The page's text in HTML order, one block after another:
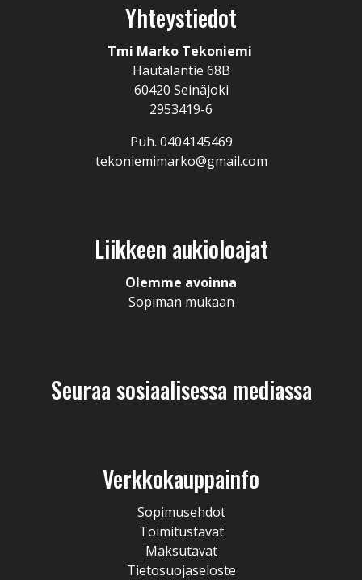
Yhteystiedot
Tmi Marko Tekoniemi
Hautalantie 68B
60420 Seinäjoki
2953419-6
Puh. 0404145469
tekoniemimarko@gmail.com
Liikkeen aukioloajat
Olemme avoinna
Sopiman mukaan
Seuraa sosiaalisessa mediassa
Verkkokauppainfo
Sopimusehdot
Toimitustavat
Maksutavat
Tietosuojaseloste